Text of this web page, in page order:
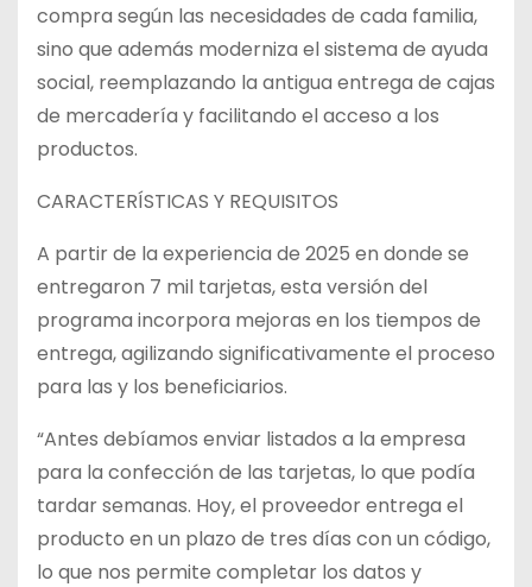
compra según las necesidades de cada familia,
sino que además moderniza el sistema de ayuda
social, reemplazando la antigua entrega de cajas
de mercadería y facilitando el acceso a los
productos.
CARACTERÍSTICAS Y REQUISITOS
A partir de la experiencia de 2025 en donde se
entregaron 7 mil tarjetas, esta versión del
programa incorpora mejoras en los tiempos de
entrega, agilizando significativamente el proceso
para las y los beneficiarios.
“Antes debíamos enviar listados a la empresa
para la confección de las tarjetas, lo que podía
tardar semanas. Hoy, el proveedor entrega el
producto en un plazo de tres días con un código,
lo que nos permite completar los datos y